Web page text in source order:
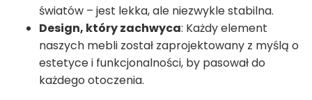
światów – jest lekka, ale niezwykle stabilna.
Design, który zachwyca: Każdy element
naszych mebli został zaprojektowany z myślą o
estetyce i funkcjonalności, by pasował do
każdego otoczenia.